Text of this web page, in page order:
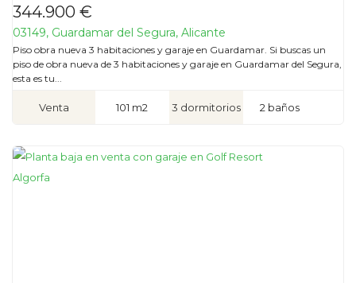
344.900 €
03149, Guardamar del Segura, Alicante
Piso obra nueva 3 habitaciones y garaje en Guardamar. Si buscas un
piso de obra nueva de 3 habitaciones y garaje en Guardamar del Segura,
esta es tu...
Venta 101 m2 3 dormitorios 2 baños